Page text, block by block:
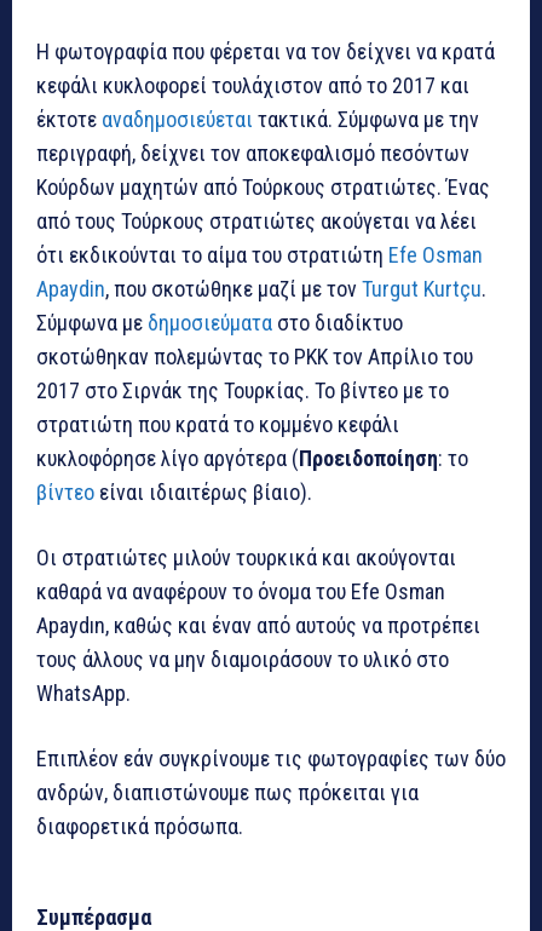
Η φωτογραφία που φέρεται να τον δείχνει να κρατά
κεφάλι κυκλοφορεί τουλάχιστον από το 2017 και
έκτοτε αναδημοσιεύεται τακτικά. Σύμφωνα με την
περιγραφή, δείχνει τον αποκεφαλισμό πεσόντων
Κούρδων μαχητών από Τούρκους στρατιώτες. Ένας
από τους Τούρκους στρατιώτες ακούγεται να λέει
ότι εκδικούνται το αίμα του στρατιώτη Efe Osman
Apaydin, που σκοτώθηκε μαζί με τονTurgut Kurtçu.
Σύμφωνα με δημοσιεύματα στο διαδίκτυο
σκοτώθηκαν πολεμώντας το PKK τον Απρίλιο του
2017 στο Σιρνάκ της Τουρκίας. Το βίντεο με το
στρατιώτη που κρατά το κομμένο κεφάλι
κυκλοφόρησε λίγο αργότερα (Προειδοποίηση: το
βίντεο είναι ιδιαιτέρως βίαιο).
Οι στρατιώτες μιλούν τουρκικά και ακούγονται
καθαρά να αναφέρουν το όνομα του Efe Osman
Apaydın, καθώς και έναν από αυτούς να προτρέπει
τους άλλους να μην διαμοιράσουν το υλικό στο
WhatsApp.
Επιπλέον εάν συγκρίνουμε τις φωτογραφίες των δύο
ανδρών, διαπιστώνουμε πως πρόκειται για
διαφορετικά πρόσωπα.
Συμπέρασμα